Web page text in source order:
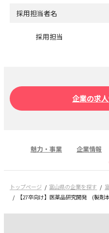
採用担当者名
採用担当
企業の求
魅力・事業 企業情報
トップページ 富山県の企業を探す
【27卒向け】医薬品研究開発 (製剤